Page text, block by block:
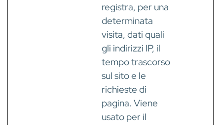
registra, per una
determinata
visita, dati quali
gli indirizzi IP, il
tempo trascorso
sul sito e le
richieste di
pagina. Viene
usato per il